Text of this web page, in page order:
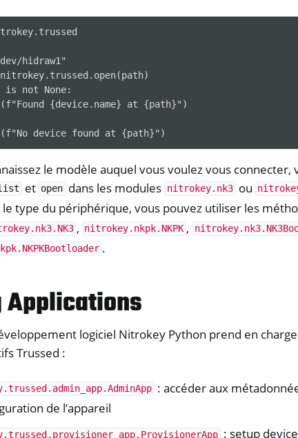
hidraw1"
not None:
{device.name} at {path}")
le modèle auquel vous voulez vous connecter,
list et open dans les modules nitrokey.nk3 ou
type du périphérique, vous pouvez utiliser les
, nitrokey.nkpk.NKPK ,
.
Applications
logiciel Nitrokey Python prend en
Trussed :
: accéder aux
de l’appareil
: setup